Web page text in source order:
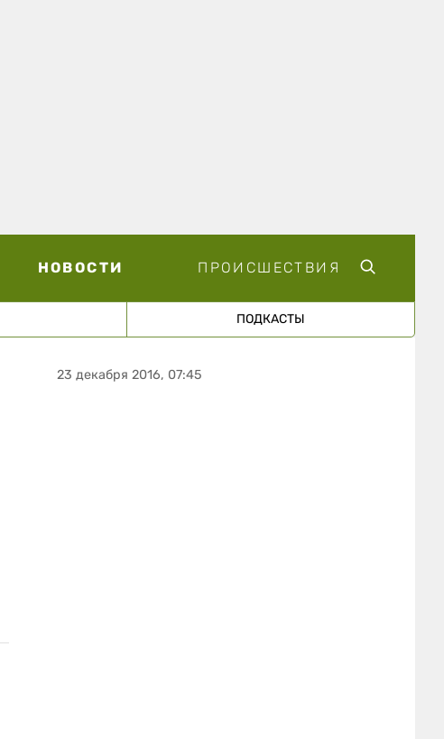
НОВОСТИ ПРОИСШЕСТВИЯ
ПОДКАСТЫ
23 декабря 2016, 07:45